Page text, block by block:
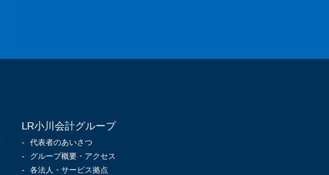
LR小川会計グループ
代表者のあいさつ
グループ概要・アクセス
各法人・サービス拠点